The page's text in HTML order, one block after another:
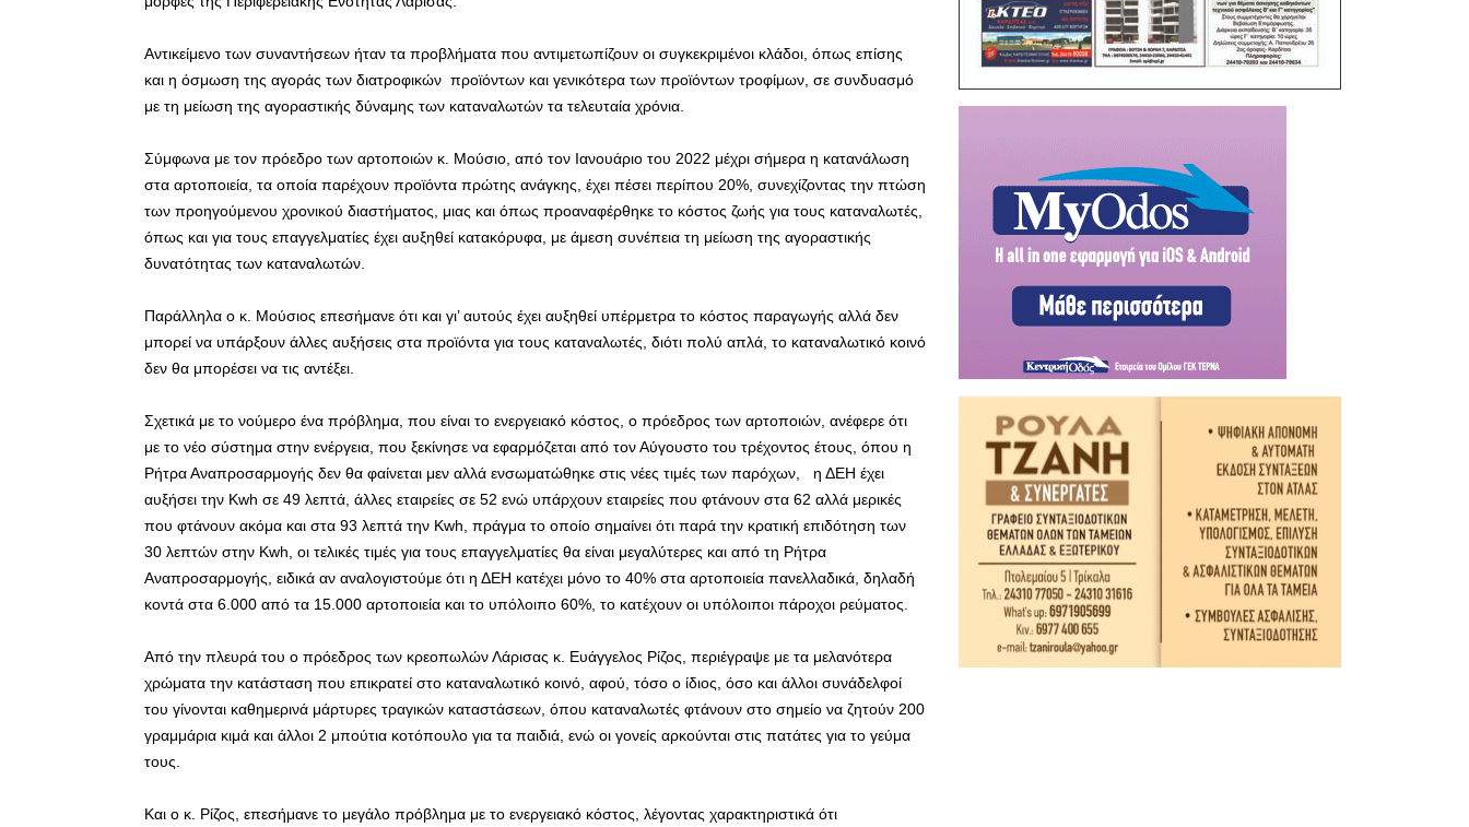
Αντικείμενο των συναντήσεων ήταν τα προβλήματα που αντιμετωπίζουν οι συγκεκριμένοι κλάδοι, όπως επίσης
και η όσμωση της αγοράς των διατροφικών προϊόντων και γενικότερα των προϊόντων τροφίμων, σε συνδυασμό
με τη μείωση της αγοραστικής δύναμης των καταναλωτών τα τελευταία χρόνια.
Σύμφωνα με τον πρόεδρο των αρτοποιών κ. Μούσιο, από τον Ιανουάριο του 2022 μέχρι σήμερα η κατανάλωση
στα αρτοποιεία, τα οποία παρέχουν προϊόντα πρώτης ανάγκης, έχει πέσει περίπου 20%, συνεχίζοντας την πτώση
των προηγούμενου χρονικού διαστήματος, μιας και όπως προαναφέρθηκε το κόστος ζωής για τους καταναλωτές,
όπως και για τους επαγγελματίες έχει αυξηθεί κατακόρυφα, με άμεση συνέπεια τη μείωση της αγοραστικής
δυνατότητας των καταναλωτών.
Παράλληλα ο κ. Μούσιος επεσήμανε ότι και γι’ αυτούς έχει αυξηθεί υπέρμετρα το κόστος παραγωγής αλλά δεν
μπορεί να υπάρξουν άλλες αυξήσεις στα προϊόντα για τους καταναλωτές, διότι πολύ απλά, το καταναλωτικό κοινό
δεν θα μπορέσει να τις αντέξει.
Σχετικά με το νούμερο ένα πρόβλημα, που είναι το ενεργειακό κόστος, ο πρόεδρος των αρτοποιών, ανέφερε ότι
με το νέο σύστημα στην ενέργεια, που ξεκίνησε να εφαρμόζεται από τον Αύγουστο του τρέχοντος έτους, όπου η
Ρήτρα Αναπροσαρμογής δεν θα φαίνεται μεν αλλά ενσωματώθηκε στις νέες τιμές των παρόχων, η ΔΕΗ έχει
αυξήσει την Kwh σε 49 λεπτά, άλλες εταιρείες σε 52 ενώ υπάρχουν εταιρείες που φτάνουν στα 62 αλλά μερικές
που φτάνουν ακόμα και στα 93 λεπτά την Kwh, πράγμα το οποίο σημαίνει ότι παρά την κρατική επιδότηση των
30 λεπτών στην Kwh, οι τελικές τιμές για τους επαγγελματίες θα είναι μεγαλύτερες και από τη Ρήτρα
Αναπροσαρμογής, ειδικά αν αναλογιστούμε ότι η ΔΕΗ κατέχει μόνο το 40% στα αρτοποιεία πανελλαδικά, δηλαδή
κοντά στα 6.000 από τα 15.000 αρτοποιεία και το υπόλοιπο 60%, το κατέχουν οι υπόλοιποι πάροχοι ρεύματος.
Από την πλευρά του ο πρόεδρος των κρεοπωλών Λάρισας κ. Ευάγγελος Ρίζος, περιέγραψε με τα μελανότερα
χρώματα την κατάσταση που επικρατεί στο καταναλωτικό κοινό, αφού, τόσο ο ίδιος, όσο και άλλοι συνάδελφοί
του γίνονται καθημερινά μάρτυρες τραγικών καταστάσεων, όπου καταναλωτές φτάνουν στο σημείο να ζητούν 200
γραμμάρια κιμά και άλλοι 2 μπούτια κοτόπουλο για τα παιδιά, ενώ οι γονείς αρκούνται στις πατάτες για το γεύμα
τους.
Και ο κ. Ρίζος, επεσήμανε το μεγάλο πρόβλημα με το ενεργειακό κόστος, λέγοντας χαρακτηριστικά ότι